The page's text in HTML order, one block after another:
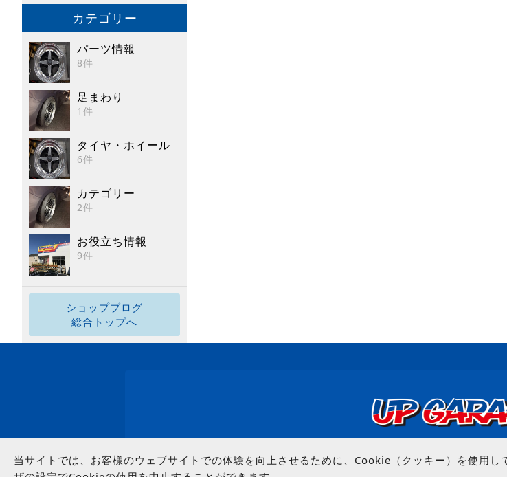
カテゴリー
パーツ情報
8件
足まわり
1件
タイヤ・ホイール
6件
カテゴリー
2件
お役立ち情報
9件
ショップブログ
総合トップへ
当サイトでは、お客様のウェブサイトでの体験を向上させるために、Cookie（クッキー）を使用